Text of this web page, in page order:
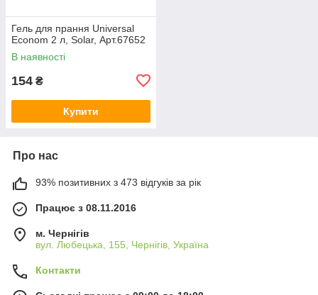
Гель для прання Universal
Econom 2 л, Solar, Арт.67652
В наявності
154 ₴
Купити
Про нас
93% позитивних з 473 відгуків за рік
Працює з 08.11.2016
м. Чернігів
вул. Любецька, 155, Чернігів, Україна
Контакти